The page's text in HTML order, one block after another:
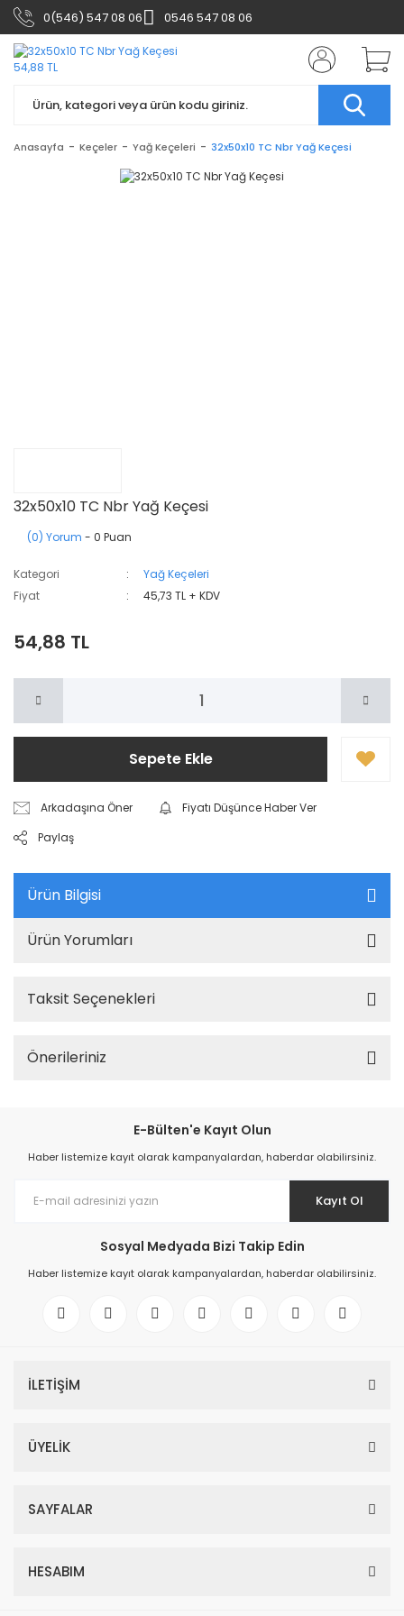
0(546) 547 08 06 0546 547 08 06
Anasayfa Keçeler Yağ Keçeleri 32x50x10 TC Nbr Yağ Keçesi
32x50x10 TC Nbr Yağ Keçesi
(0) Yorum - 0 Puan
Kategori
Yağ Keçeleri
Fiyat
45,73 TL + KDV
54,88 TL
Sepete Ekle
Arkadaşına Öner
Fiyatı Düşünce Haber Ver
Paylaş
Ürün Bilgisi
Ürün Yorumları
Taksit Seçenekleri
Önerileriniz
E-Bülten'e Kayıt Olun
Haber listemize kayıt olarak kampanyalardan, haberdar olabilirsiniz.
Kayıt Ol
Sosyal Medyada Bizi Takip Edin
Haber listemize kayıt olarak kampanyalardan, haberdar olabilirsiniz.
İLETİŞİM
ÜYELİK
SAYFALAR
HESABIM